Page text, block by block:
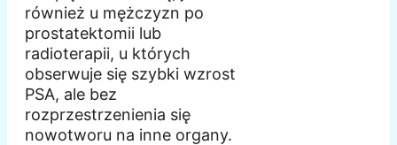
również u mężczyzn po
prostatektomii lub
radioterapii, u których
obserwuje się szybki wzrost
PSA, ale bez
rozprzestrzenienia się
nowotworu na inne organy.